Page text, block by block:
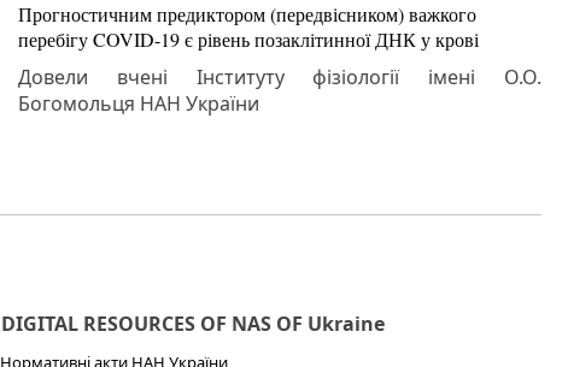
Прогностичним предиктором (передвісником) важкого
перебігу COVID-19 є рівень позаклітинної ДНК у крові
Довели вчені Інституту фізіології імені О.О.
Богомольця НАН України
DIGITAL RESOURCES OF NAS OF Ukraine
Нормативні акти НАН України